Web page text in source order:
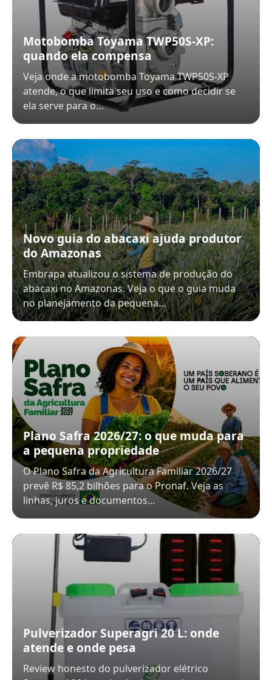
Motobomba Toyama TWP50S-XP:
quando ela compensa
Veja onde a motobomba Toyama TWP50S-XP
atende, o que limita seu uso e como decidir se
ela serve para o…
Novo guia do abacaxi ajuda produtor
do Amazonas
Embrapa atualizou o sistema de produção do
abacaxi no Amazonas. Veja o que o guia muda
no planejamento da pequena…
Plano Safra 2026/27: o que muda para
a pequena propriedade
O Plano Safra da Agricultura Familiar 2026/27
prevê R$ 85,2 bilhões para o Pronaf. Veja as
linhas, juros e documentos…
Pulverizador Superagri 20 L: onde
atende e onde pesa
Review honesto do pulverizador elétrico